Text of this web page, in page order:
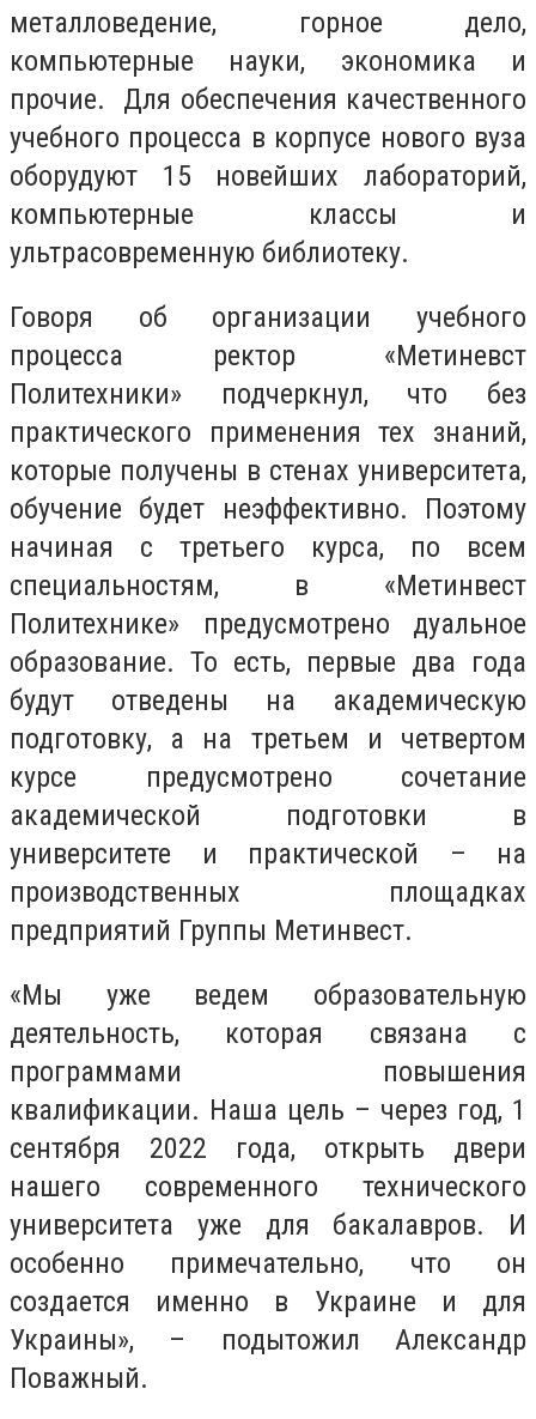
металловедение, горное дело,
компьютерные науки, экономика и
прочие. Для обеспечения качественного
учебного процесса в корпусе нового вуза
оборудуют 15 новейших лабораторий,
компьютерные классы и
ультрасовременную библиотеку.
Говоря об организации учебного
процесса ректор «Метиневст
Политехники» подчеркнул, что без
практического применения тех знаний,
которые получены в стенах университета,
обучение будет неэффективно. Поэтому
начиная с третьего курса, по всем
специальностям, в «Метинвест
Политехнике» предусмотрено дуальное
образование. То есть, первые два года
будут отведены на академическую
подготовку, а на третьем и четвертом
курсе предусмотрено сочетание
академической подготовки в
университете и практической – на
производственных площадках
предприятий Группы Метинвест.
«Мы уже ведем образовательную
деятельность, которая связана с
программами повышения
квалификации. Наша цель – через год, 1
сентября 2022 года, открыть двери
нашего современного технического
университета уже для бакалавров. И
особенно примечательно, что он
создается именно в Украине и для
Украины», – подытожил Александр
Поважный.